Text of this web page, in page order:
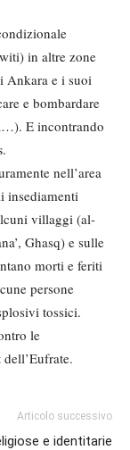
in altre zone
Ankara e i suoi
e bombardare
E incontrando
.
nell’area
insediamenti
villaggi (al-
Ghasq) e sulle
morti e feriti
persone
tossici.
le
Articolo successivo
e identitarie